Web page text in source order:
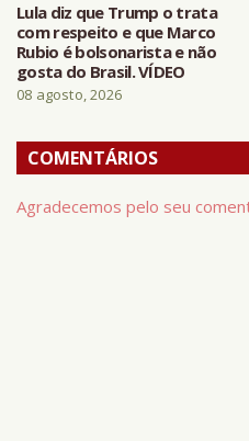
Lula diz que Trump o trata
com respeito e que Marco
Rubio é bolsonarista e não
gosta do Brasil. VÍDEO
08 agosto, 2026
COMENTÁRIOS
Agradecemos pelo seu